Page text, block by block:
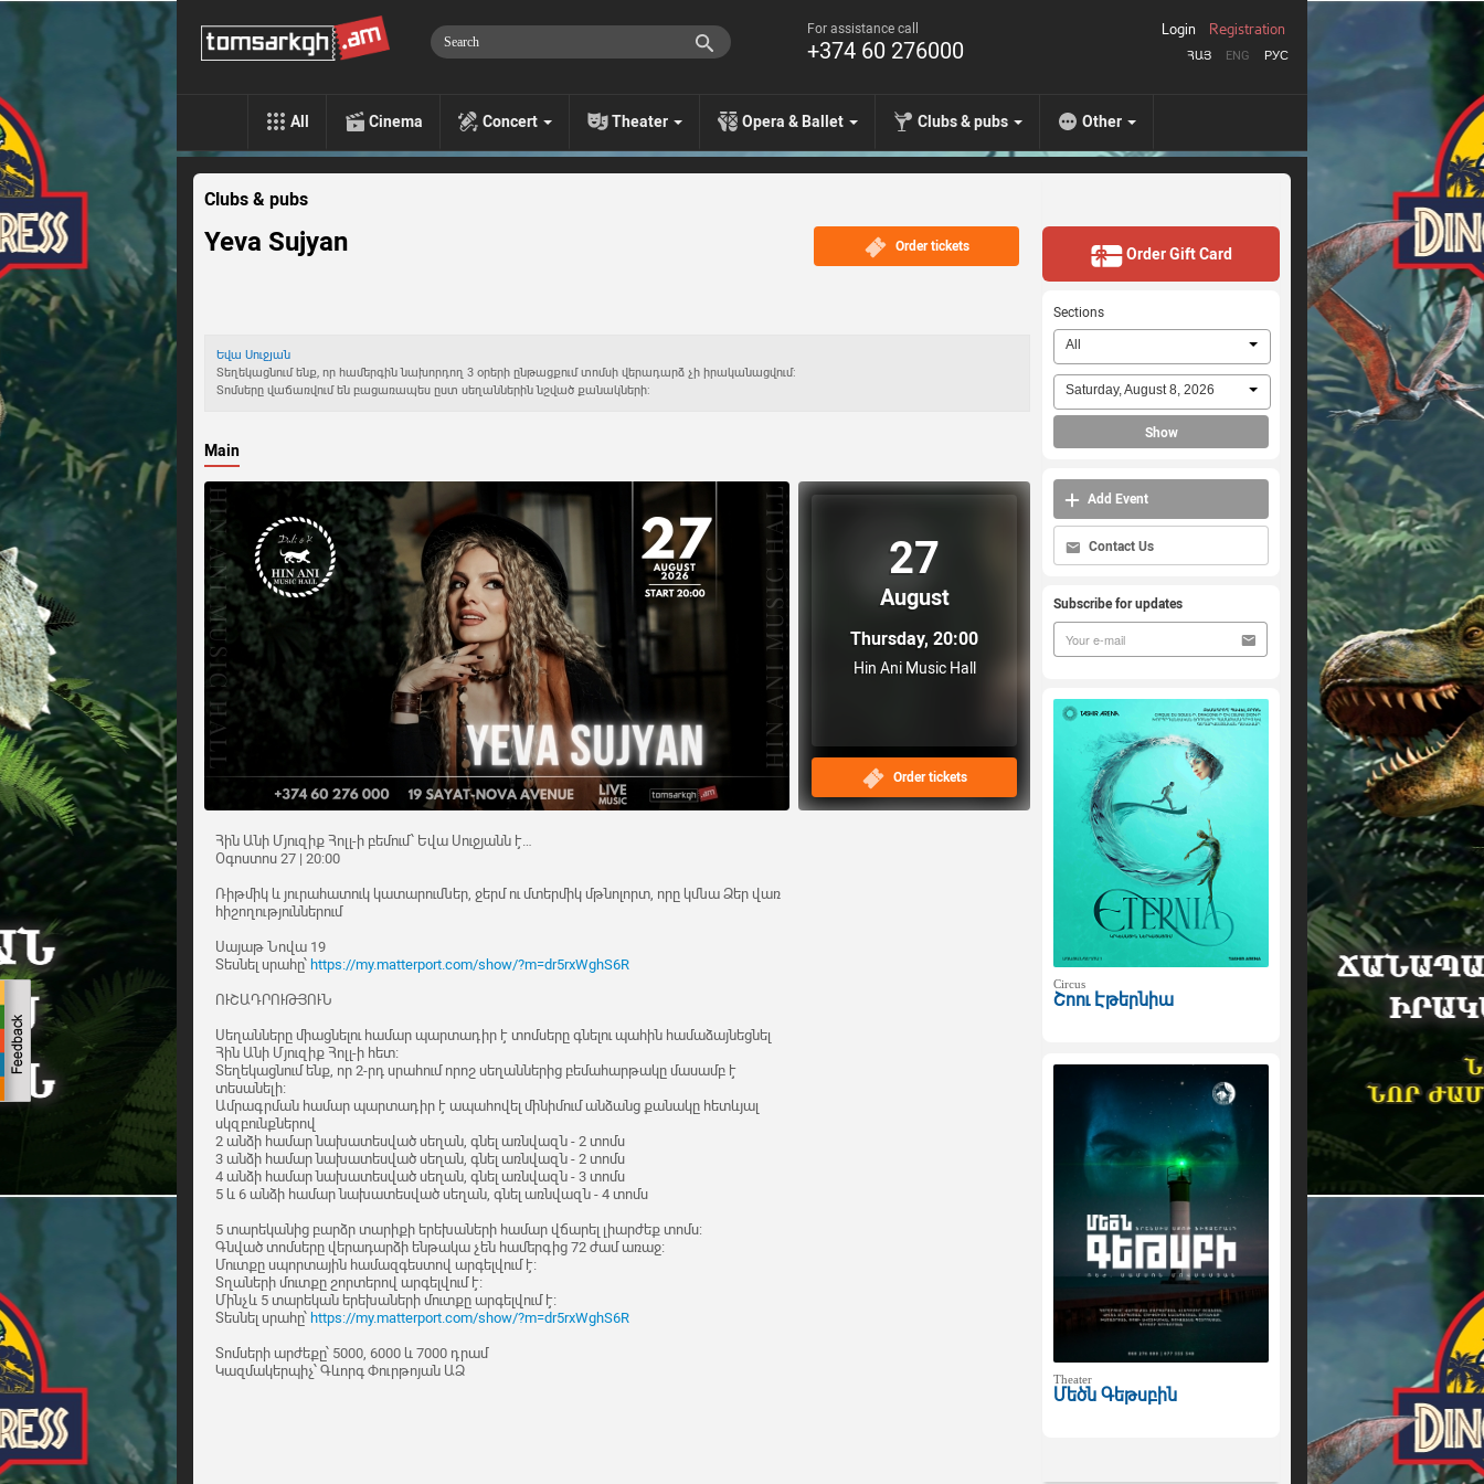
For assistance call
+374 60 276000 ՀԱՅ ENG РУС
Login Registration
All Cinema Concert Theater Opera & Ballet Clubs & pubs Other
Clubs & pubs
Yeva Sujyan Order tickets
Եվա Սուջյան
Տեղեկացնում ենք, որ համերգին նախորդող 3 օրերի ընթացքում տոմսի վերադարձ չի իրականացվում:
Տոմսերը վաճառվում են բացառապես ըստ սեղաններին նշված քանակների:
Main
27
August
Thursday, 20:00
Hin Ani Music Hall
Order tickets
Հին Անի Մյուզիք Հոլլ-ի բեմում՝ Եվա Սուջյանն է…
Օգոստոս 27 | 20:00
Ռիթմիկ և յուրահատուկ կատարումներ, ջերմ ու մտերմիկ մթնոլորտ, որը կմնա Ձեր վառ
հիշողություններում
Սայաթ Նովա 19
Տեսնել սրահը՝ https://my.matterport.com/show/?m=dr5rxWghS6R
ՈՒՇԱԴՐՈՒԹՅՈՒՆ
Սեղանները միացնելու համար պարտադիր է տոմսերը գնելու պահին համաձայնեցնել
Հին Անի Մյուզիք Հոլլ-ի հետ։
Տեղեկացնում ենք, որ 2-րդ սրահում որոշ սեղաններից բեմահարթակը մասամբ է
տեսանելի։
Ամրագրման համար պարտադիր է ապահովել մինիմում անձանց քանակը հետևյալ
սկզբունքներով
2 անձի համար նախատեսված սեղան, գնել առնվազն - 2 տոմս
3 անձի համար նախատեսված սեղան, գնել առնվազն - 2 տոմս
4 անձի համար նախատեսված սեղան, գնել առնվազն - 3 տոմս
5 և 6 անձի համար նախատեսված սեղան, գնել առնվազն - 4 տոմս
5 տարեկանից բարձր տարիքի երեխաների համար վճարել լիարժեք տոմս:
Գնված տոմսերը վերադարձի ենթակա չեն համերգից 72 ժամ առաջ։
Մուտքը սպորտային համազգեստով արգելվում է։
Տղաների մուտքը շորտերով արգելվում է։
Մինչև 5 տարեկան երեխաների մուտքը արգելվում է։
Տեսնել սրահը՝ https://my.matterport.com/show/?m=dr5rxWghS6R
Տոմսերի արժեքը՝ 5000, 6000 և 7000 դրամ
Կազմակերպիչ՝ Գևորգ Փուրթոյան ԱՁ
Order Gift Card
Sections
All
Saturday, August 8, 2026
Show
Add Event
Contact Us
Subscribe for updates
Circus
Շոու Էթերնիա
Theater
Մեծն Գեթսբին